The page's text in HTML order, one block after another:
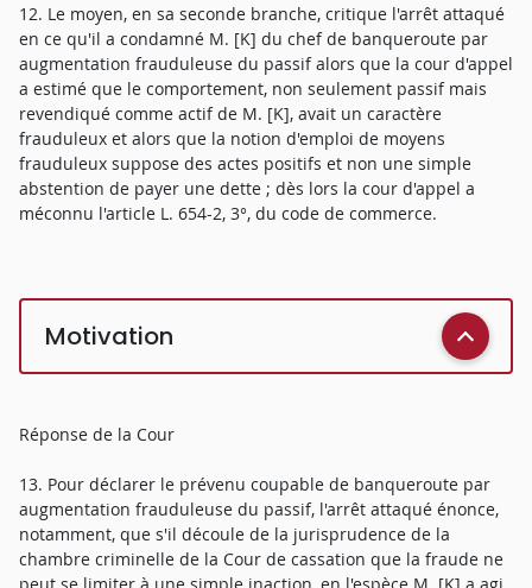
12. Le moyen, en sa seconde branche, critique l'arrêt attaqué
en ce qu'il a condamné M. [K] du chef de banqueroute par
augmentation frauduleuse du passif alors que la cour d'appel
a estimé que le comportement, non seulement passif mais
revendiqué comme actif de M. [K], avait un caractère
frauduleux et alors que la notion d'emploi de moyens
frauduleux suppose des actes positifs et non une simple
abstention de payer une dette ; dès lors la cour d'appel a
méconnu l'article L. 654-2, 3°, du code de commerce.
Motivation
Réponse de la Cour
13. Pour déclarer le prévenu coupable de banqueroute par
augmentation frauduleuse du passif, l'arrêt attaqué énonce,
notamment, que s'il découle de la jurisprudence de la
chambre criminelle de la Cour de cassation que la fraude ne